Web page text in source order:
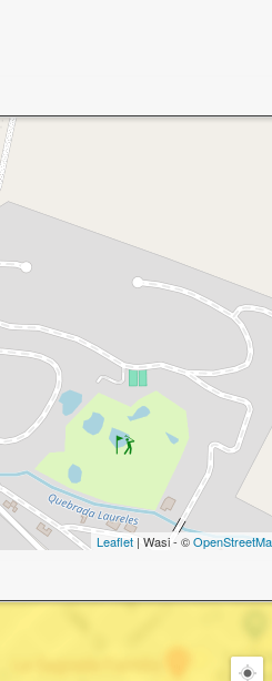
Leaflet | Wasi - ©